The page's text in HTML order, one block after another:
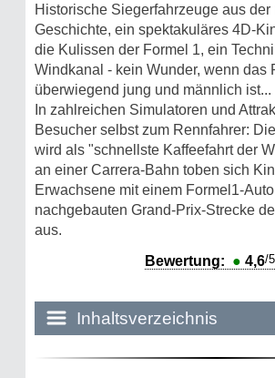
Historische Siegerfahrzeuge aus
Geschichte, ein spektakuläres 4D-
die Kulissen der Formel 1, ein
Windkanal - kein Wunder, wenn das
überwiegend jung und männlich ist...
In zahlreichen Simulatoren und
Besucher selbst zum Rennfahrer:
wird als "schnellste Kaffeefahrt der
an einer Carrera-Bahn toben sich
Erwachsene mit einem Formel1-
nachgebauten Grand-Prix-Strecke
aus.
Bewertung: ● 4,6/5
Inhaltsverzeichnis